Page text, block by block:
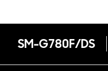
SM-G780F/DS